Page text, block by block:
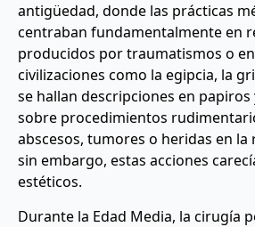
antigüedad, donde las prácticas
centraban fundamentalmente en
producidos por traumatismos o
civilizaciones como la egipcia, la
se hallan descripciones en
sobre procedimientos
abscesos, tumores o heridas en la
sin embargo, estas acciones
estéticos.
Durante la Edad Media, la cirugía